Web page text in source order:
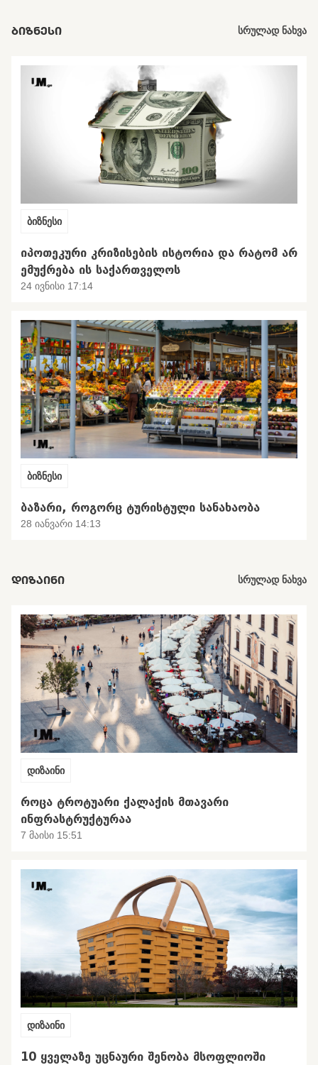
ᲑᲘᲖᲜᲔᲡᲘ სრულად ნახვა
ბიზნესი
ᲘᲞᲝᲗᲔᲙᲣᲠᲘ ᲙᲠᲘᲖᲘᲡᲔᲑᲘᲡ ᲘᲡᲢᲝᲠᲘᲐ ᲓᲐ ᲠᲐᲢᲝᲛ ᲐᲠ
ᲔᲛᲣᲥᲠᲔᲑᲐ ᲘᲡ ᲡᲐᲥᲐᲠᲗᲕᲔᲚᲝᲡ
24 ივნისი 17:14
ბიზნესი
ᲑᲐᲖᲐᲠᲘ, ᲠᲝᲒᲝᲠᲪ ᲢᲣᲠᲘᲡᲢᲣᲚᲘ ᲡᲐᲜᲐᲮᲐᲝᲑᲐ
28 იანვარი 14:13
ᲓᲘᲖᲐᲘᲜᲘ სრულად ნახვა
დიზაინი
ᲠᲝᲪᲐ ᲢᲠᲝᲢᲣᲐᲠᲘ ᲥᲐᲚᲐᲥᲘᲡ ᲛᲗᲐᲕᲐᲠᲘ
ᲘᲜᲤᲠᲐᲡᲢᲠᲣᲥᲢᲣᲠᲐᲐ
7 მაისი 15:51
დიზაინი
10 ᲧᲕᲔᲚᲐᲖᲔ ᲣᲪᲜᲐᲣᲠᲘ ᲨᲔᲜᲝᲑᲐ ᲛᲡᲝᲤᲚᲘᲝᲨᲘ